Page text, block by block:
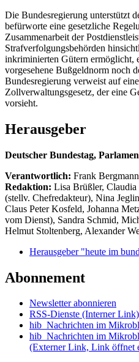
Die Bundesregierung unterstützt
befürworte eine gesetzliche
Zusammenarbeit der
Strafverfolgungsbehörden
inkriminierten Gütern ermöglicht,
vorgesehene Bußgeldnorm noch
Bundesregierung verweist auf
Zollverwaltungsgesetz, der eine
vorsieht.
Herausgeber
Deutscher Bundestag,
Verantwortlich: Frank
Redaktion: Lisa Brüßler,
(stellv. Chefredakteur), Nina
Claus Peter Kosfeld, Johanna
vom Dienst), Sandra Schmid,
Helmut Stoltenberg, Alexander
Herausgeber "heute im
Abonnement
Newsletter abonnieren
RSS-Dienste (Interner Link)
hib_Nachrichten im
hib_Nachrichten im
(Externer Link, Link öffnet